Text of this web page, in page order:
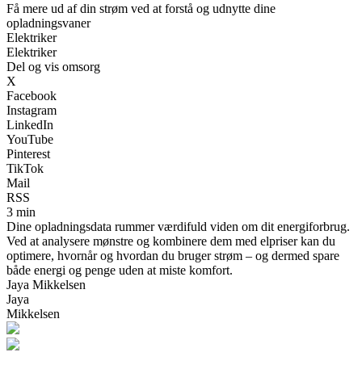
Få mere ud af din strøm ved at forstå og udnytte dine
opladningsvaner
Elektriker
Elektriker
Del og vis omsorg
X
Facebook
Instagram
LinkedIn
YouTube
Pinterest
TikTok
Mail
RSS
3 min
Dine opladningsdata rummer værdifuld viden om dit energiforbrug.
Ved at analysere mønstre og kombinere dem med elpriser kan du
optimere, hvornår og hvordan du bruger strøm – og dermed spare
både energi og penge uden at miste komfort.
Jaya Mikkelsen
Jaya
Mikkelsen